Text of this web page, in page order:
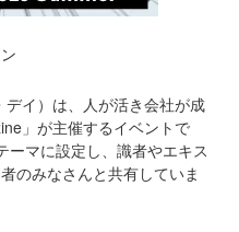
イ）は、人が活き会社が成
」が主催するイベントで
ーマに設定し、識者やエキス
のみなさんと共有していま